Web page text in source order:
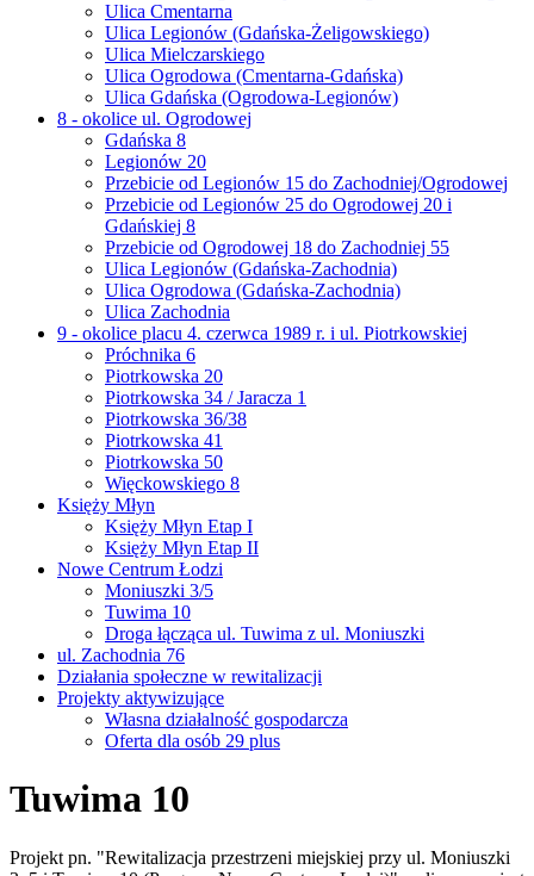
Ulica Cmentarna
Ulica Legionów (Gdańska-Żeligowskiego)
Ulica Mielczarskiego
Ulica Ogrodowa (Cmentarna-Gdańska)
Ulica Gdańska (Ogrodowa-Legionów)
8 - okolice ul. Ogrodowej
Gdańska 8
Legionów 20
Przebicie od Legionów 15 do Zachodniej/Ogrodowej
Przebicie od Legionów 25 do Ogrodowej 20 i
Gdańskiej 8
Przebicie od Ogrodowej 18 do Zachodniej 55
Ulica Legionów (Gdańska-Zachodnia)
Ulica Ogrodowa (Gdańska-Zachodnia)
Ulica Zachodnia
9 - okolice placu 4. czerwca 1989 r. i ul. Piotrkowskiej
Próchnika 6
Piotrkowska 20
Piotrkowska 34 / Jaracza 1
Piotrkowska 36/38
Piotrkowska 41
Piotrkowska 50
Więckowskiego 8
Księży Młyn
Księży Młyn Etap I
Księży Młyn Etap II
Nowe Centrum Łodzi
Moniuszki 3/5
Tuwima 10
Droga łącząca ul. Tuwima z ul. Moniuszki
ul. Zachodnia 76
Działania społeczne w rewitalizacji
Projekty aktywizujące
Własna działalność gospodarcza
Oferta dla osób 29 plus
Tuwima 10
Projekt pn. "Rewitalizacja przestrzeni miejskiej przy ul. Moniuszki